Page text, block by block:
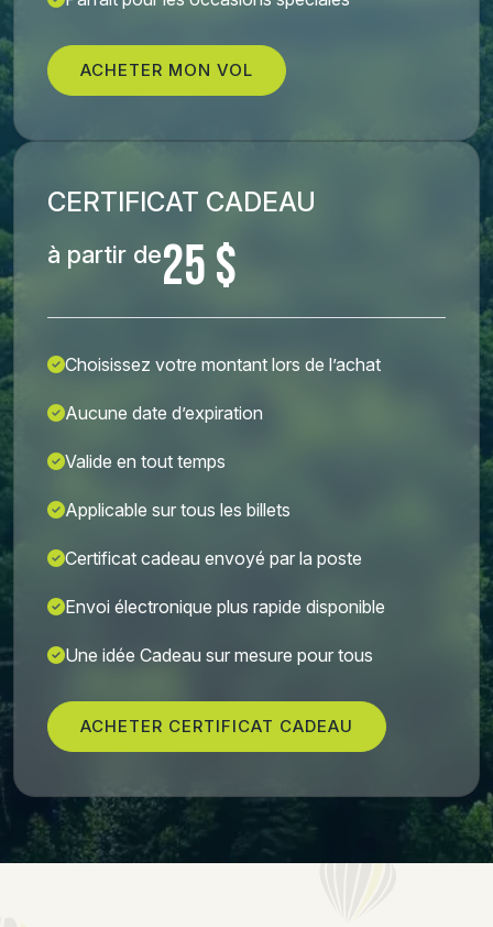
ACHETER MON VOL
CERTIFICAT CADEAU
à partir de25 $
Choisissez votre montant lors de l’achat
Aucune date d’expiration
Valide en tout temps
Applicable sur tous les billets
Certificat cadeau envoyé par la poste
Envoi électronique plus rapide disponible
Une idée Cadeau sur mesure pour tous
ACHETER CERTIFICAT CADEAU